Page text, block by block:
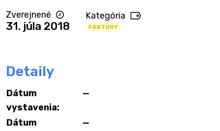
Zverejnené
31. júla 2018
Kategória
FAKTÚRY
Detaily
Dátum
vystavenia:
—
Dátum
—